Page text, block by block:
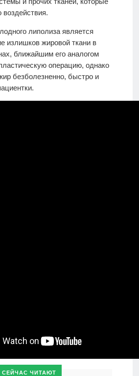
липолиза является
излишков жировой ткани в
ближайшим его аналогом
операцию, однако
безболезненно, быстро и
СЕЙЧАС ЧИТАЮТ